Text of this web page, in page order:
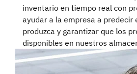
inventario en tiempo real con
ayudar a la empresa a
produzca y garantizar que los
disponibles en nuestros